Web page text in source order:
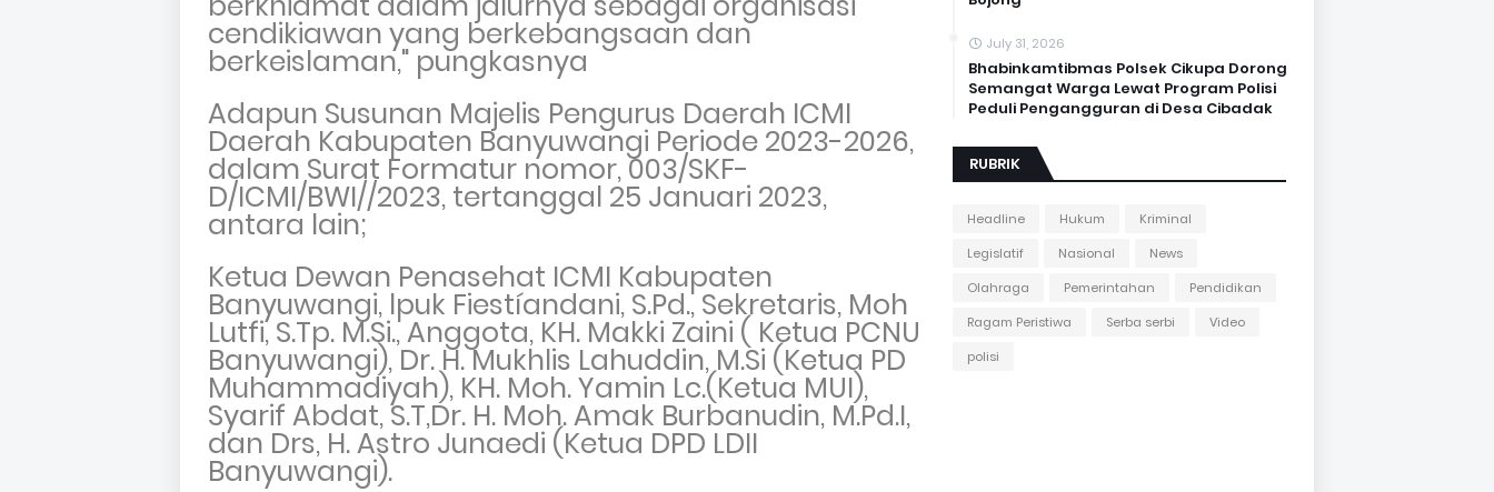
cendikiawan yang berkebangsaan dan
berkeislaman," pungkasnya
Adapun Susunan Majelis Pengurus Daerah ICMI
Daerah Kabupaten Banyuwangi Periode 2023-2026,
dalamSurat Formatur nomor, 003/SKF-
D/ICMI/BWI//2023, tertanggal 25 Januari 2023,
antara lain;
Ketua Dewan Penasehat ICMI Kabupaten
Banyuwangi, lpuk Fiestíandani, S.Pd., Sekretaris, Moh
Lutfi, S.Tp. M.Si., Anggota, KH. Makki Zaini ( Ketua PCNU
Banyuwangi), Dr. H. Mukhlis Lahuddin, M.Si (Ketua PD
Muhammadiyah), KH. Moh. Yamin Lc.(Ketua MUI),
Syarif Abdat, S.T,Dr. H. Moh. Amak Burbanudin, M.Pd.I,
dan Drs, H. Astro Junaedi (Ketua DPD LDII
Banyuwangi).
July 31, 2026
Bhabinkamtibmas Polsek Cikupa Dorong
Semangat Warga Lewat Program Polisi
Peduli Pengangguran di Desa Cibadak
RUBRIK
Headline Hukum
Kriminal
Legislatif
Nasional
News
Olahraga
Pemerintahan
Pendidikan
Ragam Peristiwa
Serba serbi
Video
polisi